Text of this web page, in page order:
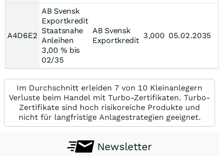
A4D6E2
AB Svensk
Exportkredit
Staatsnahe
Anleihen
3,00 % bis
02/35
AB Svensk
Exportkredit
3,000 05.02.2035
Im Durchschnitt erleiden 7 von 10 Kleinanlegern
Verluste beim Handel mit Turbo-Zertifikaten. Turbo-
Zertifikate sind hoch risikoreiche Produkte und
nicht für langfristige Anlagestrategien geeignet.
Newsletter